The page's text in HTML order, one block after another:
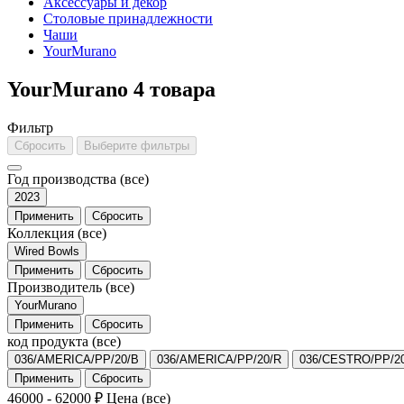
Столовые принадлежности
Чаши
YourMurano
YourMurano 4 товара
Фильтр
Сбросить Выберите фильтры
Год производства (все)
2023
Применить
Сбросить
Коллекция (все)
Wired Bowls
Применить
Сбросить
Производитель (все)
YourMurano
Применить
Сбросить
код продукта (все)
036/AMERICA/PP/20/B 036/AMERICA/PP/20/R
036/CESTRO/PP/
Применить
Сбросить
46000 - 62000 ₽ Цена (все)